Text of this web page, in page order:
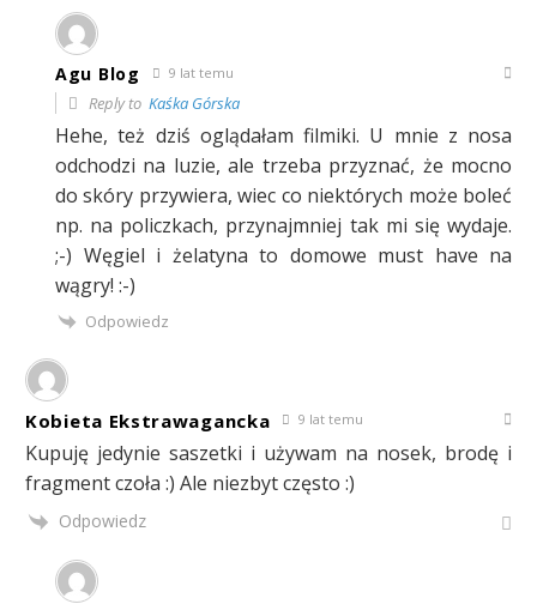
Agu Blog 9 lat temu
Reply to Kaśka Górska
Hehe, też dziś oglądałam filmiki. U mnie z nosa
odchodzi na luzie, ale trzeba przyznać, że mocno
do skóry przywiera, wiec co niektórych może boleć
np. na policzkach, przynajmniej tak mi się wydaje.
;-) Węgiel i żelatyna to domowe must have na
wągry! :-)
Odpowiedz
Kobieta Ekstrawagancka 9 lat temu
Kupuję jedynie saszetki i używam na nosek, brodę i
fragment czoła :) Ale niezbyt często :)
Odpowiedz